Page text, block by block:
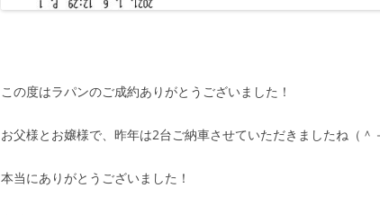
この度はラパンのご成約ありがとうございました！
お父様とお嬢様で、昨年は2台ご納車させていただきましたね（＾
本当にありがとうございました！